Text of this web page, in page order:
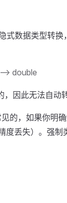
式数据类型转
> double
因此无法自动
的，如果你明
度丢失）。强